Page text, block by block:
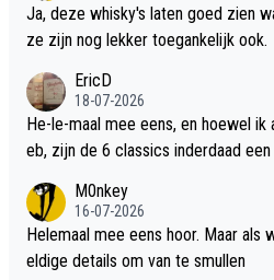
Ja, deze whisky's laten goed zien
ze zijn nog lekker toegankelijk ook.
EricD
18-07-2026
He-le-maal mee eens, en hoewel
eb, zijn de 6 classics inderdaad
M0nkey
16-07-2026
Helemaal mee eens hoor. Maar
eldige details om van te smullen